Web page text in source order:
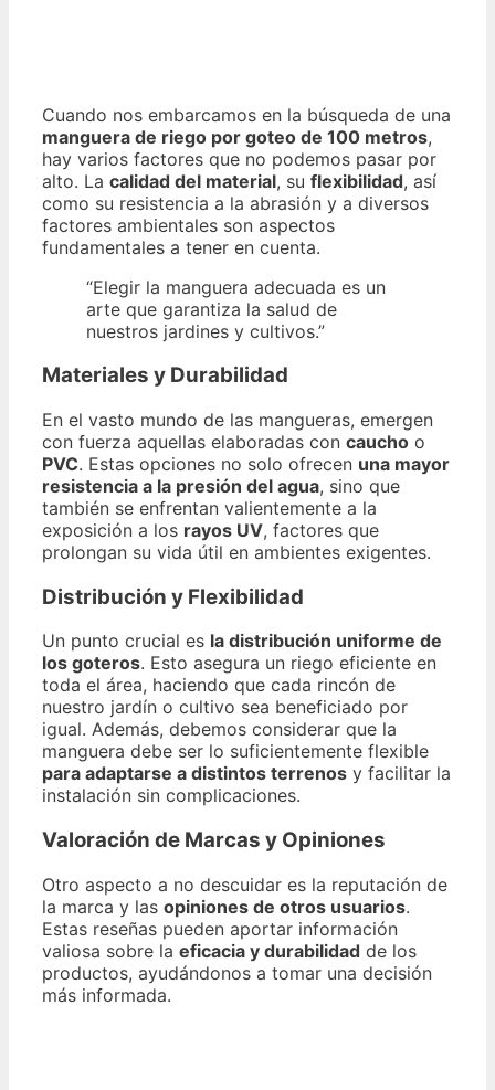
Cuando nos embarcamos en la búsqueda de una
manguera de riego por goteo de 100 metros,
hay varios factores que no podemos pasar por
alto. La calidad del material, su flexibilidad, así
como su resistencia a la abrasión y a diversos
factores ambientales son aspectos
fundamentales a tener en cuenta.
“Elegir la manguera adecuada es un
arte que garantiza la salud de
nuestros jardines y cultivos.”
Materiales y Durabilidad
En el vasto mundo de las mangueras, emergen
con fuerza aquellas elaboradas con caucho o
PVC. Estas opciones no solo ofrecen una mayor
resistencia a la presión del agua, sino que
también se enfrentan valientemente a la
exposición a los rayos UV, factores que
prolongan su vida útil en ambientes exigentes.
Distribución y Flexibilidad
Un punto crucial es la distribución uniforme de
los goteros. Esto asegura un riego eficiente en
toda el área, haciendo que cada rincón de
nuestro jardín o cultivo sea beneficiado por
igual. Además, debemos considerar que la
manguera debe ser lo suficientemente flexible
para adaptarse a distintos terrenos y facilitar la
instalación sin complicaciones.
Valoración de Marcas y Opiniones
Otro aspecto a no descuidar es la reputación de
la marca y las opiniones de otros usuarios.
Estas reseñas pueden aportar información
valiosa sobre la eficacia y durabilidad de los
productos, ayudándonos a tomar una decisión
más informada.